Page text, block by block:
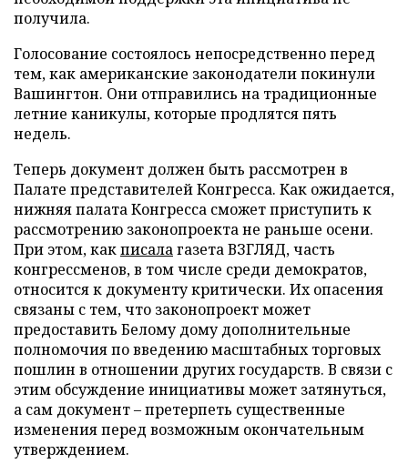
получила.
Голосование состоялось непосредственно перед
тем, как американские законодатели покинули
Вашингтон. Они отправились на традиционные
летние каникулы, которые продлятся пять
недель.
Теперь документ должен быть рассмотрен в
Палате представителей Конгресса. Как ожидается,
нижняя палата Конгресса сможет приступить к
рассмотрению законопроекта не раньше осени.
При этом, какписалагазета ВЗГЛЯД, часть
конгрессменов, в том числе среди демократов,
относится к документу критически. Их опасения
связаны с тем, что законопроект может
предоставить Белому дому дополнительные
полномочия по введению масштабных торговых
пошлин в отношении других государств. В связи с
этим обсуждение инициативы может затянуться,
а сам документ – претерпеть существенные
изменения перед возможным окончательным
утверждением.